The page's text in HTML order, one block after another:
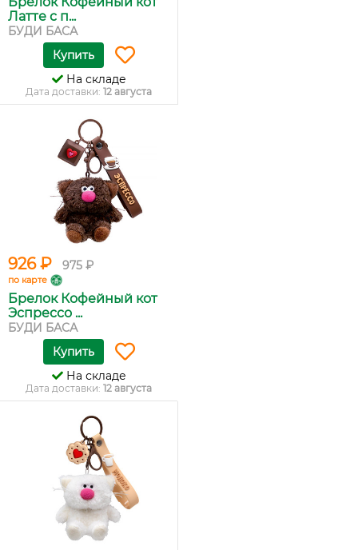
Латте с п...
БУДИ БАСА
Купить
На складе
Дата доставки: 12 августа
926 ₽ 975 ₽
по карте
Брелок Кофейный кот
Эспрессо ...
БУДИ БАСА
Купить
На складе
Дата доставки: 12 августа